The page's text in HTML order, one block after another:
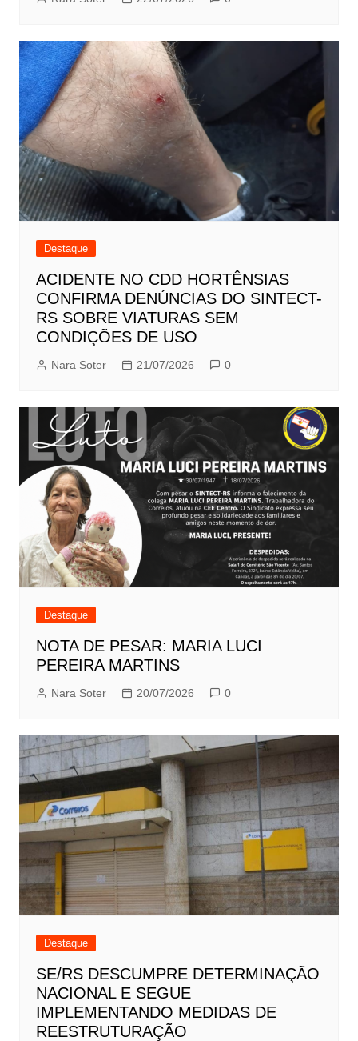
Destaque
ACIDENTE NO CDD HORTÊNSIAS
CONFIRMA DENÚNCIAS DO SINTECT-
RS SOBRE VIATURAS SEM
CONDIÇÕES DE USO
Nara Soter 21/07/2026 0
Destaque
NOTA DE PESAR: MARIA LUCI
PEREIRA MARTINS
Nara Soter 20/07/2026 0
Destaque
SE/RS DESCUMPRE DETERMINAÇÃO
NACIONAL E SEGUE
IMPLEMENTANDO MEDIDAS DE
REESTRUTURAÇÃO